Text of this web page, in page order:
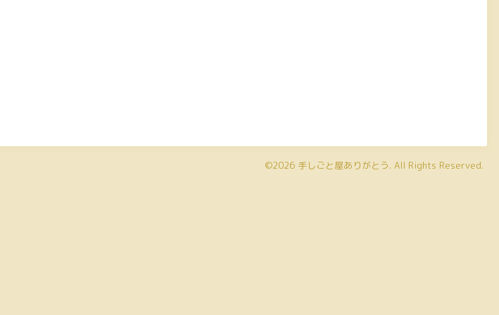
©2026 手しごと屋ありがとう. All Rights Reserved.